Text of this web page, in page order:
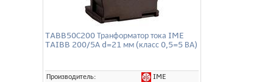
TABB50С200 Транформатор тока IME
TAIBB 200/5А d=21 мм (класс 0,5=5 ВА)
Производитель: IME